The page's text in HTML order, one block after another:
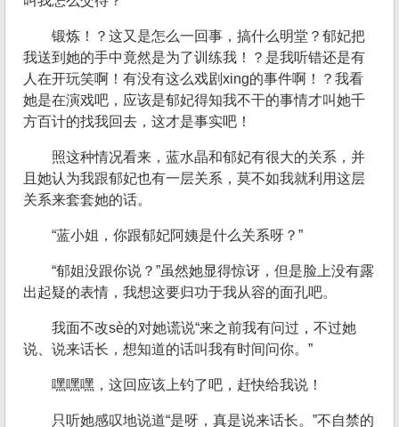
锻炼！？这又是怎么一回事，搞什么明堂？郁妃把
我送到她的手中竟然是为了训练我！？是我听错还是有
人在开玩笑啊！有没有这么戏剧xing的事件啊！？我看
她是在演戏吧，应该是郁妃得知我不干的事情才叫她千
方百计的找我回去，这才是事实吧！
照这种情况看来，蓝水晶和郁妃有很大的关系，并
且她认为我跟郁妃也有一层关系，莫不如我就利用这层
关系来套套她的话。
“蓝小姐，你跟郁妃阿姨是什么关系呀？”
“郁姐没跟你说？”虽然她显得惊讶，但是脸上没有露
出起疑的表情，我想这要归功于我从容的面孔吧。
我面不改sè的对她谎说“来之前我有问过，不过她
说、说来话长，想知道的话叫我有时间问你。”
嘿嘿嘿，这回应该上钓了吧，赶快给我说！
只听她感叹地说道“是呀，真是说来话长。”不自禁的